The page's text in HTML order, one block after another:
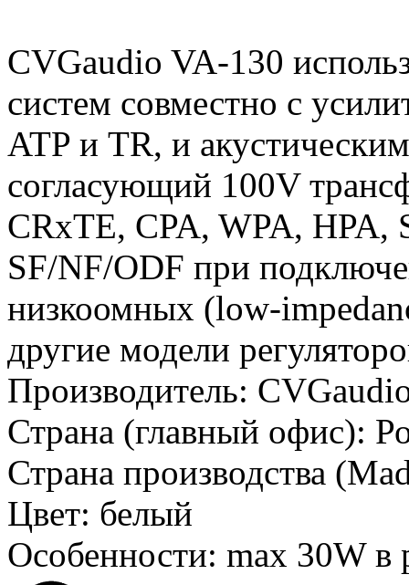
CVGaudio VA-130
систем совместно с
ATP и TR, и
согласующий 100V
CRxTE, CPA, WPA, HPA,
SF/NF/ODF при
низкоомных (low-
другие модели
Производитель:
Страна (главный офис):
Страна производства
Цвет: белый
Особенности: max 30W в